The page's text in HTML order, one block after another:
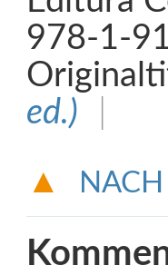
978-1-
ed.)